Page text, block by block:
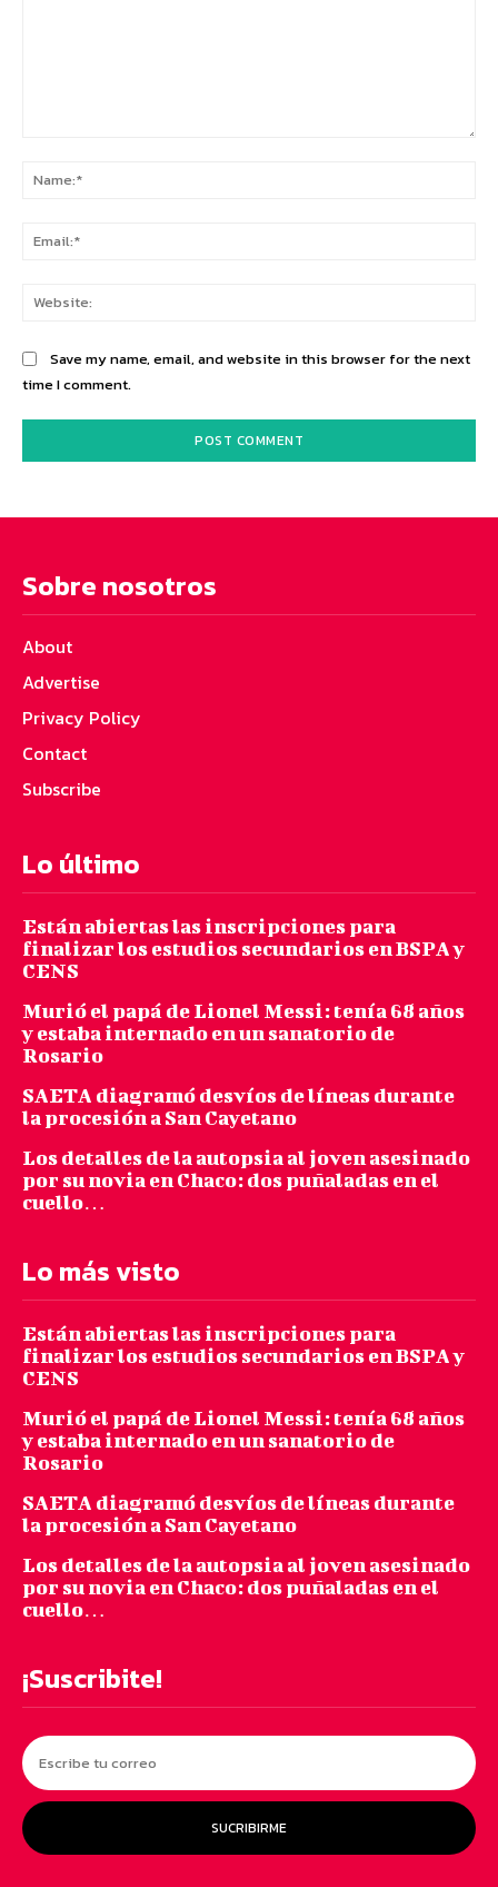
Save my name, email, and website in this browser for the next
time I comment.
Sobre nosotros
About
Advertise
Privacy Policy
Contact
Subscribe
Lo último
Están abiertas las inscripciones para
finalizar los estudios secundarios en BSPA y
CENS
Murió el papá de Lionel Messi: tenía 68 años
y estaba internado en un sanatorio de
Rosario
SAETA diagramó desvíos de líneas durante
la procesión a San Cayetano
Los detalles de la autopsia al joven asesinado
por su novia en Chaco: dos puñaladas en el
cuello…
Lo más visto
Están abiertas las inscripciones para
finalizar los estudios secundarios en BSPA y
CENS
Murió el papá de Lionel Messi: tenía 68 años
y estaba internado en un sanatorio de
Rosario
SAETA diagramó desvíos de líneas durante
la procesión a San Cayetano
Los detalles de la autopsia al joven asesinado
por su novia en Chaco: dos puñaladas en el
cuello…
¡Suscribite!
SUCRIBIRME